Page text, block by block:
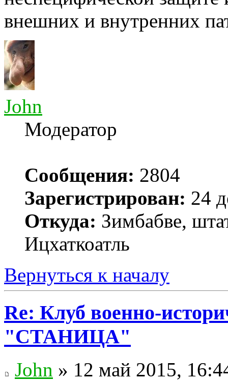
внешних и внутренних
John
Модератор
Сообщения: 2804
Зарегистрирован: 24
Откуда: Зимбабве,
Ицхаткоатль
Вернуться к началу
Re: Клуб военно-
"СТАНИЦА"
John » 12 май 2015,